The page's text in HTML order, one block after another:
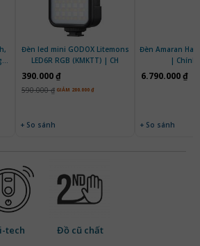
Đèn led mini GODOX Litemons
LED6R RGB (KMKTT) | CH
390.000 ₫
590.000 ₫ GIẢM 200.000 ₫
+ So sánh
Đèn Amaran
| Chính
6.790.000 ₫
+ So sánh
tech Đồ cũ chất